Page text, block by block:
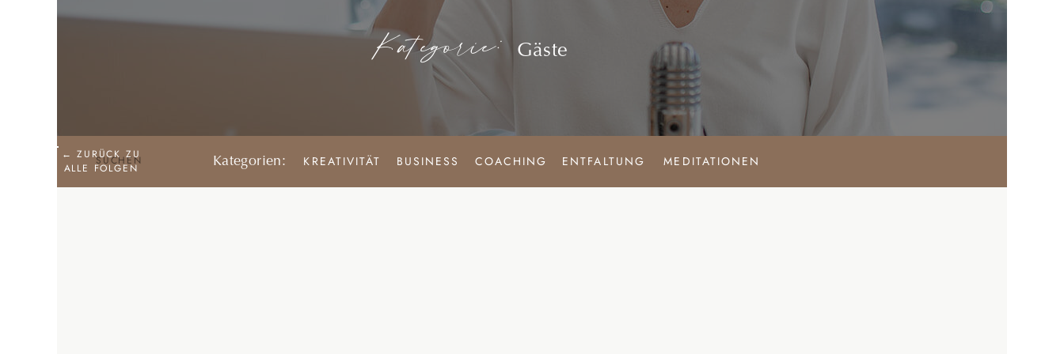
Gäste
Kategorie:
Kategorien: KREATIVITÄT BUSINESS COACHING ENTFALTUNG MEDITATIONEN
← ZURÜCK ZU
ALLE FOLGEN
SEARCH
FOR: